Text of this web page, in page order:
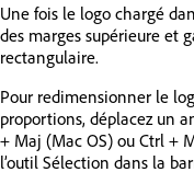
Une fois le logo chargé
des marges supérieure et
rectangulaire.
Pour redimensionner le
proportions, déplacez un
+ Maj (Mac OS) ou Ctrl +
l’outil Sélection dans la